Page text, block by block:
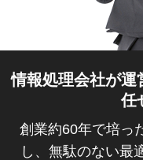
情報処理会社が運
任
創業約60年で培っ
し、無駄のない最